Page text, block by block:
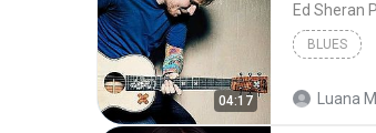
04:17
Ed Sheran
BLUES
Luana